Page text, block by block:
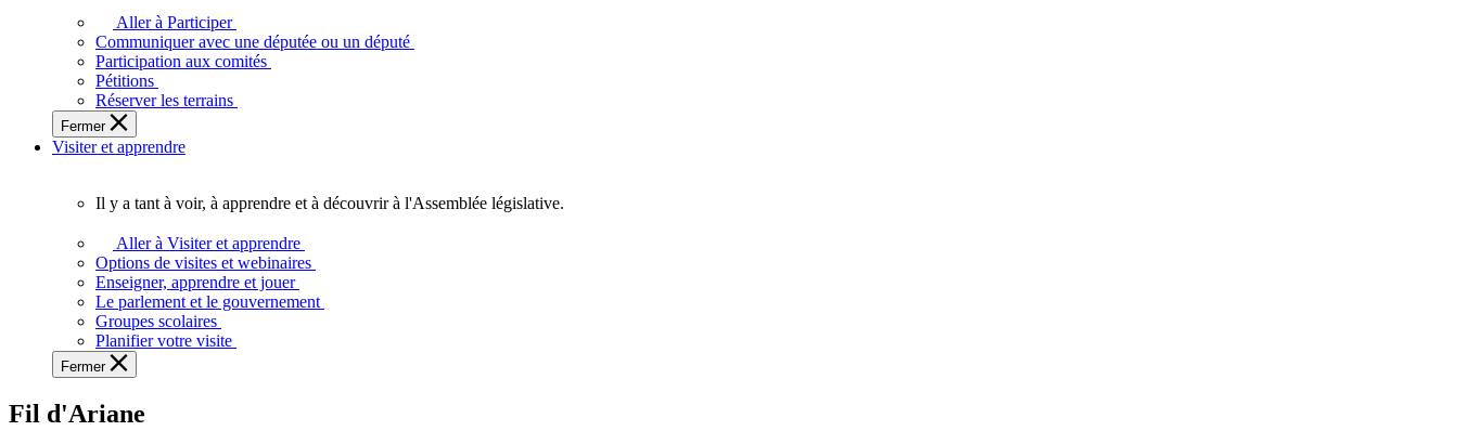
fonctionner
plein
potentiel,
l'Assemblée
a
besoin
Aller à Participer
Communiquer avec une députée ou un député
Participation aux comités
Pétitions
Réserver les terrains
Fermer
Visiter et apprendre
voir,
apprendre
et
découvrir
Il y a tant à voir, à apprendre et à découvrir à l'Assemblée législative.
Aller à Visiter et apprendre
Options de visites et webinaires
Enseigner, apprendre et jouer
Le parlement et le gouvernement
Groupes scolaires
Planifier votre visite
Fermer
Fil d'Ariane